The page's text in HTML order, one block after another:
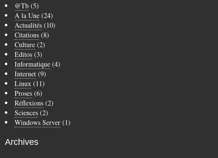
@Tb (5)
A la Une (24)
Actualités (10)
Citations (8)
Culture (2)
Editos (3)
Informatique (4)
Internet (9)
Linux (11)
Proses (6)
Réflexions (2)
Sciences (2)
Windows Server (1)
Archives